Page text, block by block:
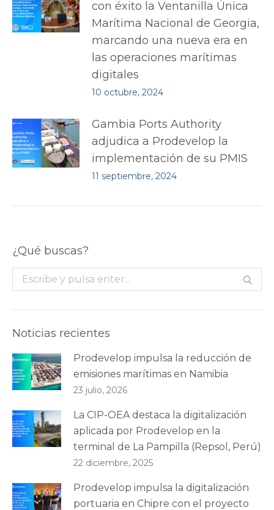
con éxito la Ventanilla Única
Marítima Nacional de Georgia,
marcando una nueva era en
las operaciones marítimas
digitales
10 octubre, 2024
Gambia Ports Authority
adjudica a Prodevelop la
implementación de su PMIS
11 septiembre, 2024
¿Qué buscas?
Buscar:
Noticias recientes
Prodevelop impulsa la reducción de
emisiones marítimas en Namibia
23 julio, 2026
La CIP-OEA destaca la digitalización
aplicada por Prodevelop en la
terminal de La Pampilla (Repsol, Perú)
22 diciembre, 2025
Prodevelop impulsa la digitalización
portuaria en Chipre con el proyecto